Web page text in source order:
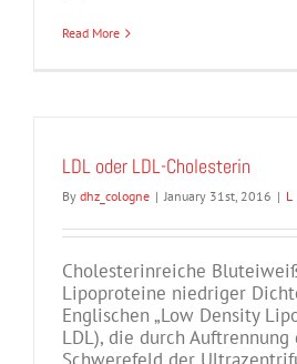
Read More
LDL oder LDL-Cholesterin
By dhz_cologne | January 31st, 2016 | L
Cholesterinreiche
Lipoproteine niedriger
Englischen „Low Density
LDL), die durch